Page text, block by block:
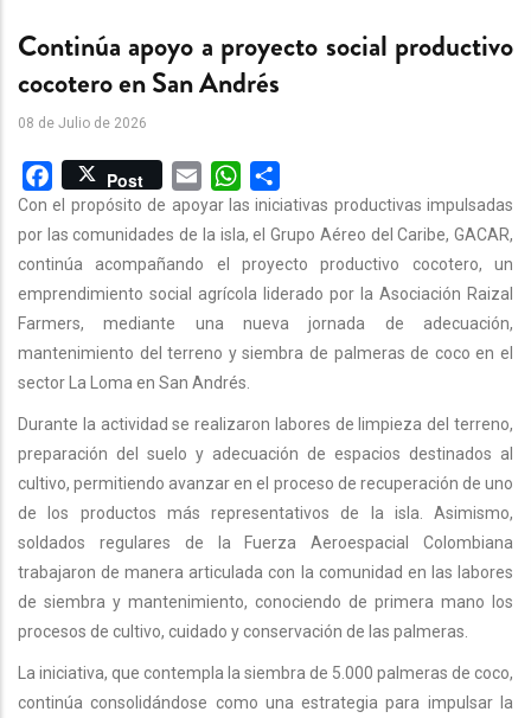
Continúa apoyo a proyecto social productivo
cocotero en San Andrés
08 de Julio de 2026
Facebook
Post Email WhatsApp
Con el propósito de apoyar las iniciativas productivas impulsadas
por las comunidades de la isla, el Grupo Aéreo del Caribe, GACAR,
continúa acompañando el proyecto productivo cocotero, un
emprendimiento social agrícola liderado por la Asociación Raizal
Farmers, mediante una nueva jornada de adecuación,
mantenimiento del terreno y siembra de palmeras de coco en el
sector La Loma en San Andrés.
Durante la actividad se realizaron labores de limpieza del terreno,
preparación del suelo y adecuación de espacios destinados al
cultivo, permitiendo avanzar en el proceso de recuperación de uno
de los productos más representativos de la isla. Asimismo,
soldados regulares de la Fuerza Aeroespacial Colombiana
trabajaron de manera articulada con la comunidad en las labores
de siembra y mantenimiento, conociendo de primera mano los
procesos de cultivo, cuidado y conservación de las palmeras.
La iniciativa, que contempla la siembra de 5.000 palmeras de coco,
continúa consolidándose como una estrategia para impulsar la